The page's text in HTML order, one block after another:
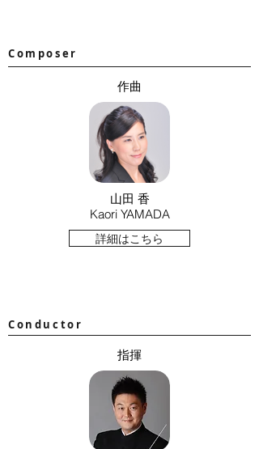
Composer
​作曲
山田 香
Kaori YAMADA
詳細はこちら
Conductor
指揮